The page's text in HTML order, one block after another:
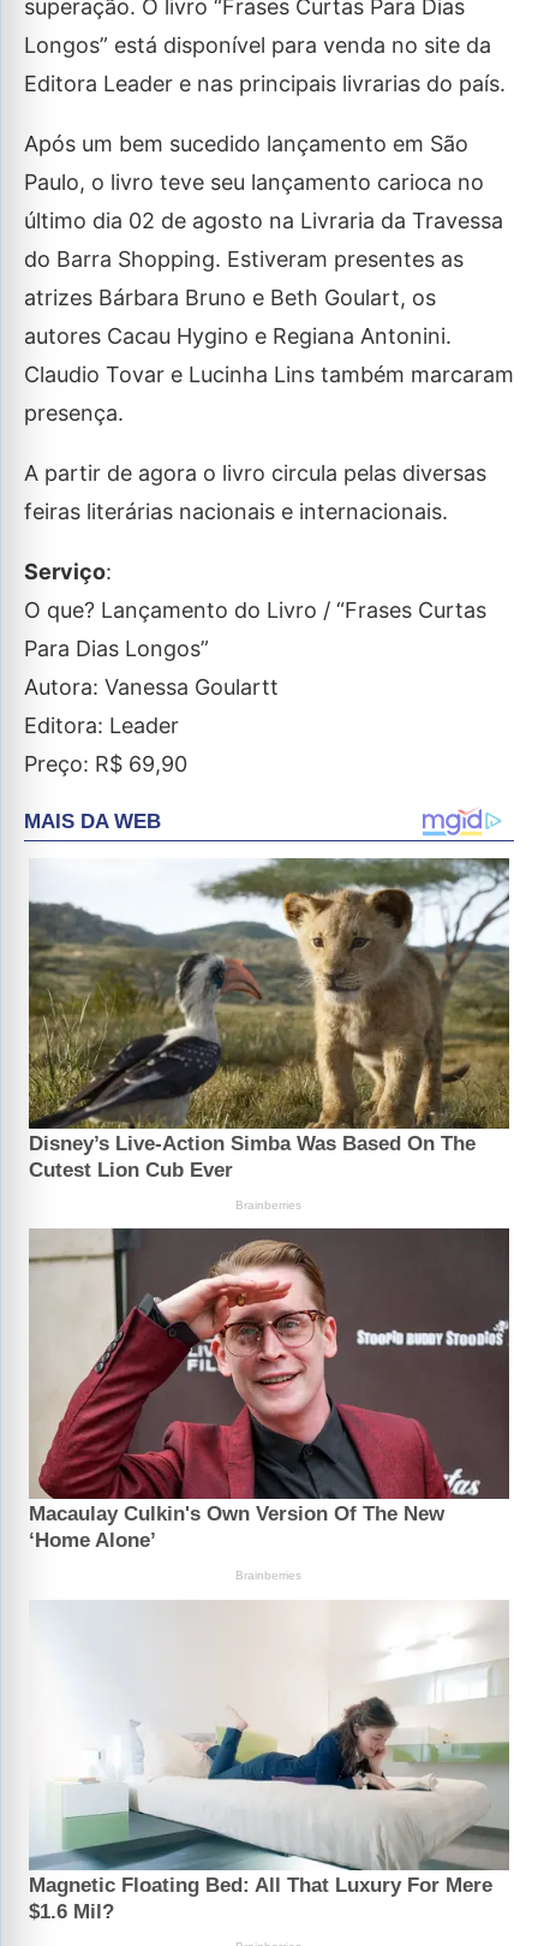
superação. O livro “Frases Curtas Para Dias
Longos” está disponível para venda no site da
Editora Leader e nas principais livrarias do país.
Após um bem sucedido lançamento em São
Paulo, o livro teve seu lançamento carioca no
último dia 02 de agosto na Livraria da Travessa
do Barra Shopping. Estiveram presentes as
atrizes Bárbara Bruno e Beth Goulart, os
autores Cacau Hygino e Regiana Antonini.
Claudio Tovar e Lucinha Lins também marcaram
presença.
A partir de agora o livro circula pelas diversas
feiras literárias nacionais e internacionais.
Serviço:
O que? Lançamento do Livro / “Frases Curtas
Para Dias Longos”
Autora: Vanessa Goulartt
Editora: Leader
Preço: R$ 69,90